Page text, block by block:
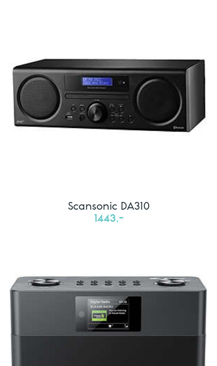
Scansonic DA310
1443,-